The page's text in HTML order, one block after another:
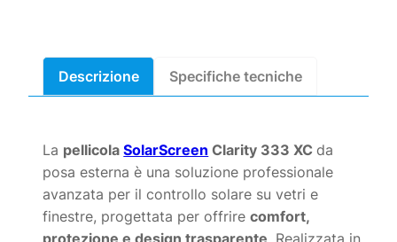
esterno
quantitàDescrizione
La pellicolaSolarScreen Clarity 333 XCda
posa esterna è una soluzione professionale
avanzata per il controllo solare su vetri e
finestre, progettata per offrirecomfort,